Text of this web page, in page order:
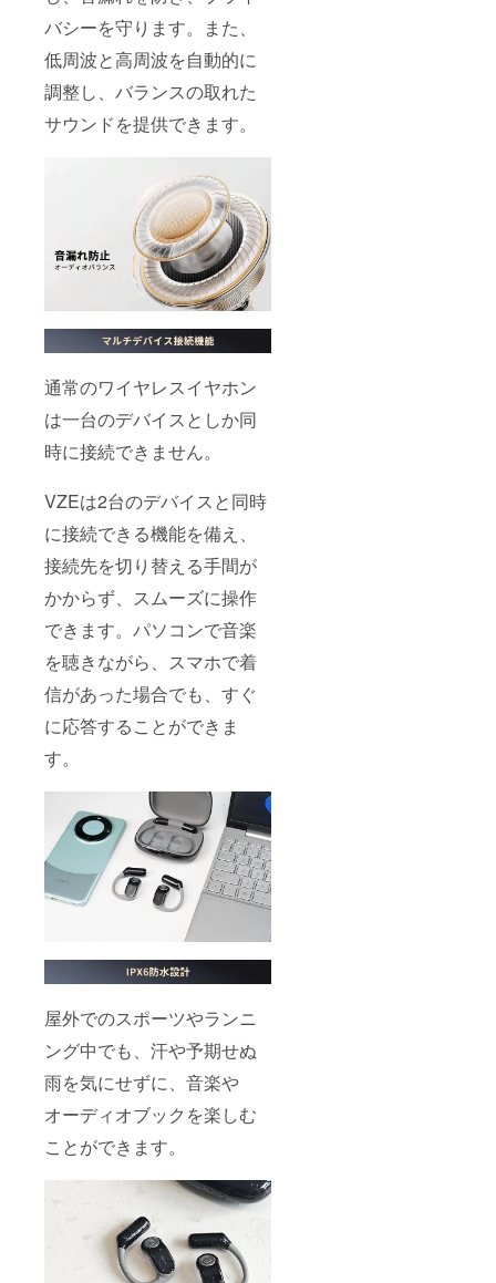
バシーを守ります。また、
低周波と高周波を自動的に
調整し、バランスの取れた
サウンドを提供できます。
通常のワイヤレスイヤホン
は一台のデバイスとしか同
時に接続できません。
VZEは2台のデバイスと同時
に接続できる機能を備え、
接続先を切り替える手間が
かからず、スムーズに操作
できます。パソコンで音楽
を聴きながら、スマホで着
信があった場合でも、すぐ
に応答することができま
す。
屋外でのスポーツやランニ
ング中でも、汗や予期せぬ
雨を気にせずに、音楽や
オーディオブックを楽しむ
ことができます。